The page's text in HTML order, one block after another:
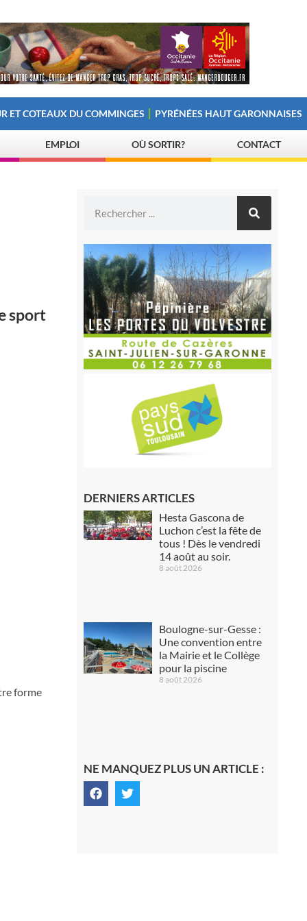
ET COTEAUX DU COMMINGES PYRÉNÉES HAUT GARONNAISES
EMPLOI OÙ SORTIR? CONTACT
sport
forme
DERNIERS ARTICLES
Hesta Gascona de
Luchon c’est la fête de
tous ! Dès le vendredi
14 août au soir.
8 août 2026
Boulogne-sur-Gesse :
Une convention entre
la Mairie et le Collège
pour la piscine
8 août 2026
NE MANQUEZ PLUS UN ARTICLE :